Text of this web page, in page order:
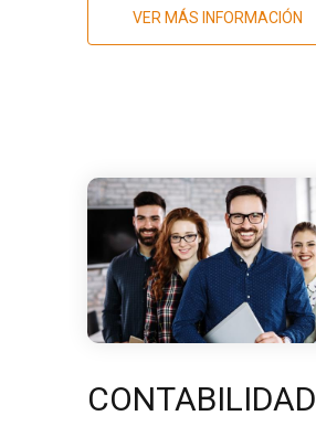
VER MÁS INFORMACIÓN
CONTABILIDAD